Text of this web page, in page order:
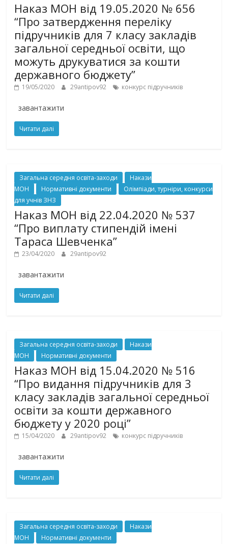
Наказ МОН від 19.05.2020 № 656
“Про затвердження переліку
підручників для 7 класу закладів
загальної середньої освіти, що
можуть друкуватися за кошти
державного бюджету”
19/05/2020 29antipov92 конкурс підручників
завантажити
Читати далі
Загальна середня освіта-заходи
Накази
МОН
Нормативні документи
Олімпіади, турніри, конкурси
для учнів ЗНЗ
Наказ МОН від 22.04.2020 № 537
“Про виплату стипендій імені
Тараса Шевченка”
23/04/2020 29antipov92
завантажити
Читати далі
Загальна середня освіта-заходи
Накази
МОН
Нормативні документи
Наказ МОН від 15.04.2020 № 516
“Про видання підручників для 3
класу закладів загальної середньої
освіти за кошти державного
бюджету у 2020 році”
15/04/2020 29antipov92 конкурс підручників
завантажити
Читати далі
Загальна середня освіта-заходи
Накази
МОН
Нормативні документи